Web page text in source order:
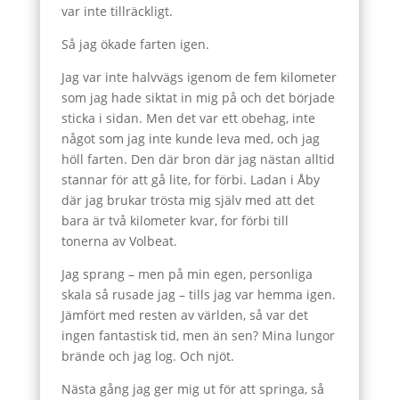
var inte tillräckligt.
Så jag ökade farten igen.
Jag var inte halvvägs igenom de fem kilometer
som jag hade siktat in mig på och det började
sticka i sidan. Men det var ett obehag, inte
något som jag inte kunde leva med, och jag
höll farten. Den där bron där jag nästan alltid
stannar för att gå lite, for förbi. Ladan i Åby
där jag brukar trösta mig själv med att det
bara är två kilometer kvar, for förbi till
tonerna av Volbeat.
Jag sprang – men på min egen, personliga
skala så rusade jag – tills jag var hemma igen.
Jämfört med resten av världen, så var det
ingen fantastisk tid, men än sen? Mina lungor
brände och jag log. Och njöt.
Nästa gång jag ger mig ut för att springa, så